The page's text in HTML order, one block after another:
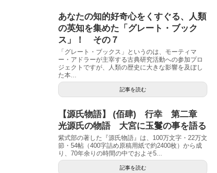
あなたの知的好奇心をくすぐる、人類
の英知を集めた「グレート・ブック
ス」！ その７
「グレート・ブックス」というのは、モーティマ
ー・アドラーが主宰する古典研究活動への参加プロ
ジェクトですが、人類の歴史に大きな影響を及ぼし
た本...
記事を読む
【源氏物語】 (佰肆) 行幸 第二章
光源氏の物語 大宮に玉鬘の事を語る
紫式部の著した『源氏物語』は、100万文字・22万文
節・54帖（400字詰め原稿用紙で約2400枚）から成
り、70年余りの時間の中でおよそ5...
記事を読む